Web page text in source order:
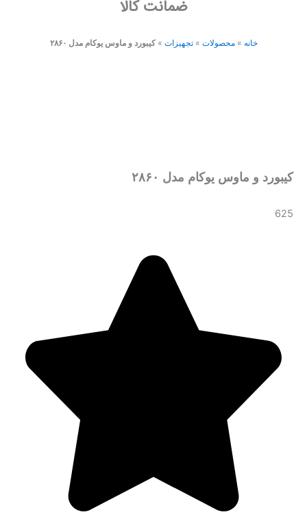
ضمانت کالا
خانه »محصولات »تجهیزات »کیبورد و ماوس یوکام مدل ۲۸۶۰
کیبورد و ماوس یوکام مدل ۲۸۶۰
625